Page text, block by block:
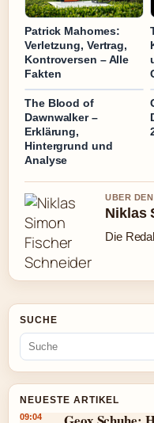
Patrick Mahomes:
Verletzung, Vertrag,
Kontroversen – Alle
Fakten
The Blood of
Dawnwalker –
Erklärung,
Hintergrund und
Analyse
UBER
Niklas
Die
SUCHE
NEUESTE ARTIKEL
09:04